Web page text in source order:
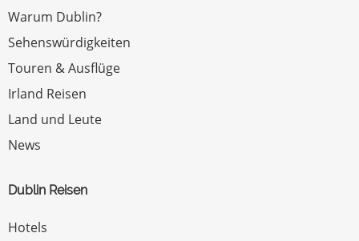
Warum Dublin?
Sehenswürdigkeiten
Touren & Ausflüge
Irland Reisen
Land und Leute
News
Dublin Reisen
Hotels